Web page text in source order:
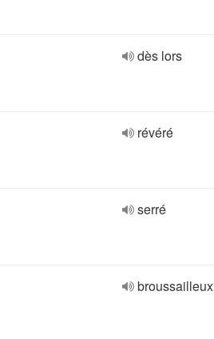
dès lors
révéré
serré
broussailleux